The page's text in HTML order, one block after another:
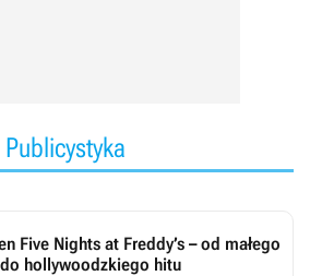
Publicystyka
Five Nights at Freddy’s – od małego
hollywoodzkiego hitu